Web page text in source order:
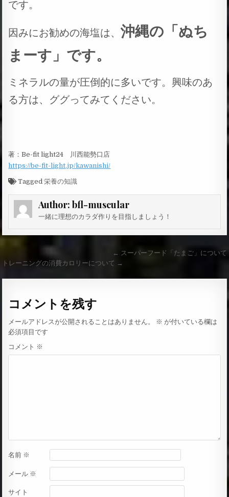
です。
因みにお勧めの海塩は、沖縄の「ぬち
まーす」です。
ミネラルの量が圧倒的に多いです。興味のあ
る方は、ググってみてください。
著：Be-fit light24 川西能勢口店
https://be-fit-light.jp/kawanishi/
Tagged栄養の知識
Author: bfl-muscular
一緒に理想のカラダ作りを目指しましょう！
投
稿
ビ
ゲ
ー
シ
← スーパーフード「たまご」について
トレーニングの消費カロリーについて →
コメントを残す
メールアドレスが公開されることはありません。 ※ が付いている欄は
必須項目です
コメント ※
名前 ※
メール ※
サイト